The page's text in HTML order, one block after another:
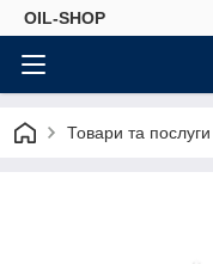
OIL-SHOP
Товари та послуги